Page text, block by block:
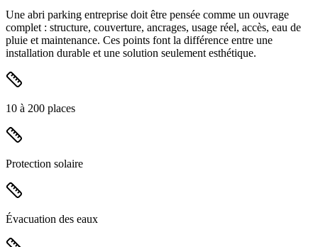
Une abri parking entreprise doit être pensée comme un ouvrage
complet : structure, couverture, ancrages, usage réel, accès, eau de
pluie et maintenance. Ces points font la différence entre une
installation durable et une solution seulement esthétique.
10 à 200 places
Protection solaire
Évacuation des eaux